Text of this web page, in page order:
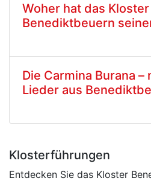
Woher hat das Kloster
Benediktbeuern
Die Carmina Burana
Lieder aus
Klosterführungen
Entdecken Sie das Kloster